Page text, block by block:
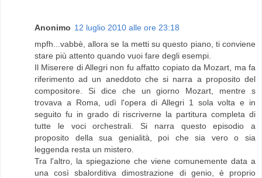
Anonimo 12 luglio 2010 alle ore 23:18
mpfh...vabbè, allora se la metti su questo piano, ti conviene
stare più attento quando vuoi fare degli esempi.
Il Miserere di Allegri non fu affatto copiato da Mozart, ma fa
riferimento ad un aneddoto che si narra a proposito del
compositore. Si dice che un giorno Mozart, mentre s
trovava a Roma, udì l'opera di Allegri 1 sola volta e in
seguito fu in grado di riscriverne la partitura completa di
tutte le voci orchestrali. Si narra questo episodio a
proposito della sua genialità, poi che sia vero o sia
leggenda resta un mistero.
Tra l'altro, la spiegazione che viene comunemente data a
una così sbalorditiva dimostrazione di genio, è proprio